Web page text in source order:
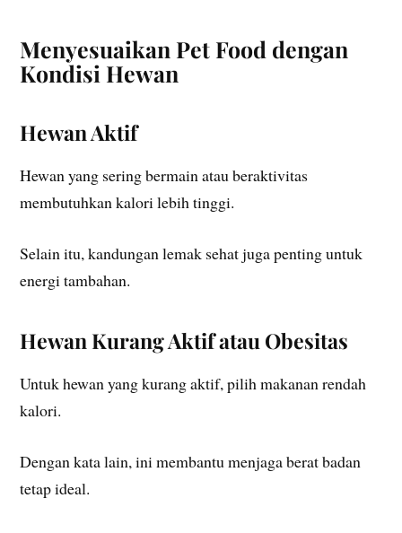
Menyesuaikan Pet Food dengan
Kondisi Hewan
Hewan Aktif
Hewan yang sering bermain atau beraktivitas
membutuhkan kalori lebih tinggi.
Selain itu, kandungan lemak sehat juga penting untuk
energi tambahan.
Hewan Kurang Aktif atau Obesitas
Untuk hewan yang kurang aktif, pilih makanan rendah
kalori.
Dengan kata lain, ini membantu menjaga berat badan
tetap ideal.